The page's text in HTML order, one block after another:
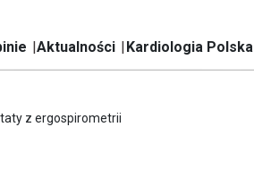
Aktualności Kardiologia Polska
z ergospirometrii